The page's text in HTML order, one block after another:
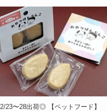
2/23〜28出荷◎ 【ペットフード】